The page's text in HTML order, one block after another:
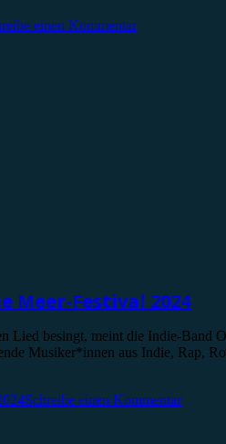
einen Kommentar
Meer-Festival 2024
Lied besingt, meint die Indie-
Musiker*innen aus Indie,
Schreibe einen Kommentar